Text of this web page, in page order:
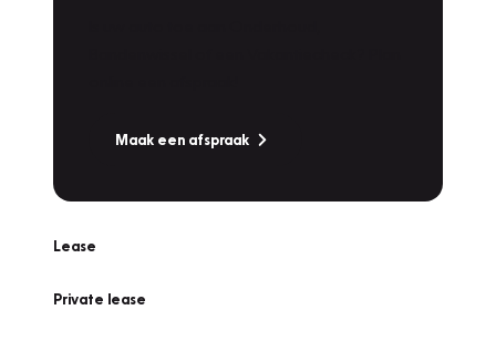
Maak een afspraak
Lease
Private lease